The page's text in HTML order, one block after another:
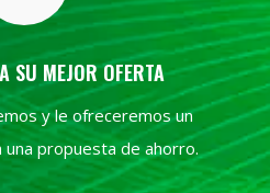
SU MEJOR OFERTA
y le ofreceremos un
propuesta de ahorro.